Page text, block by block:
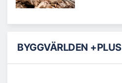
BYGGVÄRLDEN +PLUS